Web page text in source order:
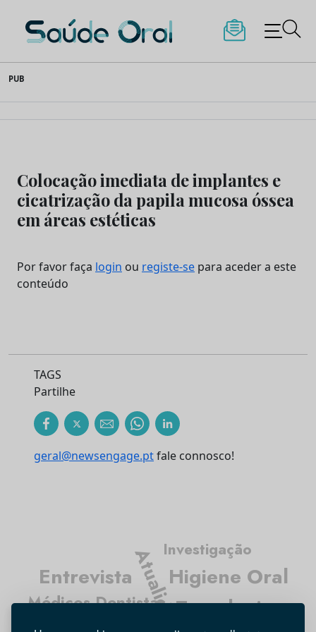
to
content
Saúde Oral
PUB
Colocação imediata de implantes e
cicatrização da papila mucosa óssea
em áreas estéticas
Por favor faça login ou registe-se para aceder a este
conteúdo
TAGS
Partilhe
geral@newsengage.ptfale connosco!
Atualidade
Médicos Dentistas
Higiene Oral
Entrevista
Tecnologia
Investigação